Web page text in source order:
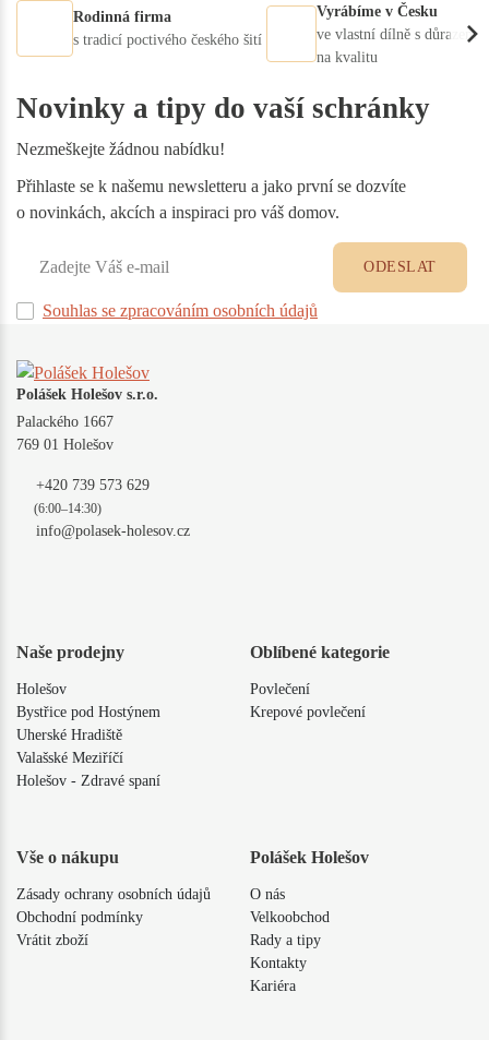
Rodinná firma
s tradicí poctivého českého šití
Vyrábíme v Česku
ve vlastní dílně s důrazem
na kvalitu
Novinky a tipy do vaší schránky
Nezmeškejte žádnou nabídku!
Přihlaste se k našemu newsletteru a jako první se dozvíte
o novinkách, akcích a inspiraci pro váš domov.
Souhlas se zpracováním osobních údajů
ODESLAT
Polášek Holešov s.r.o.
Palackého 1667
769 01 Holešov
+420 739 573 629
(6:00–14:30)
info@polasek-holesov.cz
Naše prodejny
Holešov
Bystřice pod Hostýnem
Uherské Hradiště
Valašské Meziříčí
Holešov - Zdravé spaní
Oblíbené kategorie
Povlečení
Krepové povlečení
Vše o nákupu
Zásady ochrany osobních údajů
Obchodní podmínky
Vrátit zboží
Polášek Holešov
O nás
Velkoobchod
Rady a tipy
Kontakty
Kariéra